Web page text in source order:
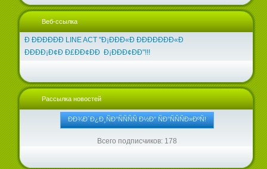
Веб-ссылка
Ð ÐÐÐÐÐÐ LINE ACT "Ð¡ÐÐÐ«Ð ÐÐÐÐÐÐÐ«Ð
ÐÐÐÐ¡Ð¢Ð Ð£ÐÐ¢ÐÐ Ð¡ÐÐÐ¢ÐÐ"!!!
Рассылка новостей
Всего подписчиков: 178